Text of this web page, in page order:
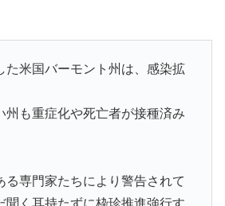
た米国バーモント州は、感染拡
州も重症化や死亡者が接種済み
る専門家たちにより警告されて
聞く耳持たずに枠珍推進強行す